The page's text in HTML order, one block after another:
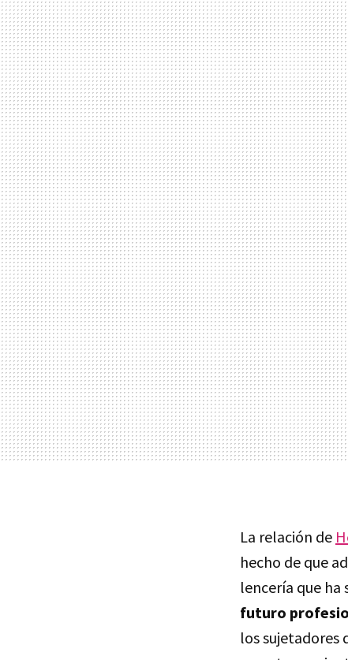
La relación de
hecho de que
lencería que ha
futuro
los sujetadores